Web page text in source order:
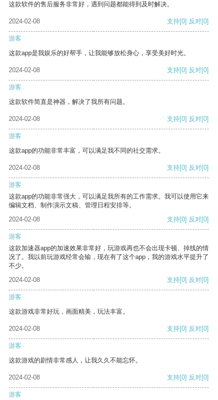
这款软件的售后服务非常好，遇到问题都能得到及时解决。
2024-02-08 支持[0] 反对[0]
游客
这款app是我娱乐的好帮手，让我能够放松身心，享受美好时光。
2024-02-08 支持[0] 反对[0]
游客
这款软件简直是神器，解决了我所有问题。
2024-02-08 支持[0] 反对[0]
游客
这款app的功能非常丰富，可以满足我不同的社交需求。
2024-02-08 支持[0] 反对[0]
游客
这款app的功能非常强大，可以满足我所有的工作需求。我可以使用它来
编辑文档、制作演示文稿、管理日程安排等。
2024-02-08
支持[0] 反对[0]
游客
这款加速器app的加速效果非常好，玩游戏再也不会出现卡顿、掉线的情
况了。我以前玩游戏经常会输，现在有了这个app，我的游戏水平提升了
不少。
2024-02-08
支持[0] 反对[0]
游客
这款游戏非常好玩，画面精美，玩法丰富。
2024-02-08 支持[0] 反对[0]
游客
这款游戏的剧情非常感人，让我久久不能忘怀。
2024-02-08 支持[0] 反对[0]
游客